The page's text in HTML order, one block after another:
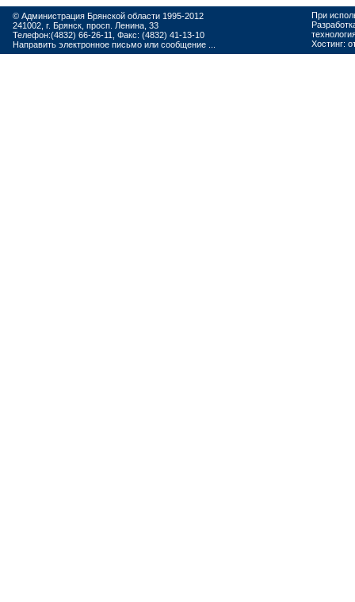
© Администрация Брянской области 1995-2012
241002, г. Брянск, просп. Ленина, 33
Телефон:(4832) 66-26-11, Факс: (4832) 41-13-10
Направить электронное письмо или сообщение ...
При
Хостинг: